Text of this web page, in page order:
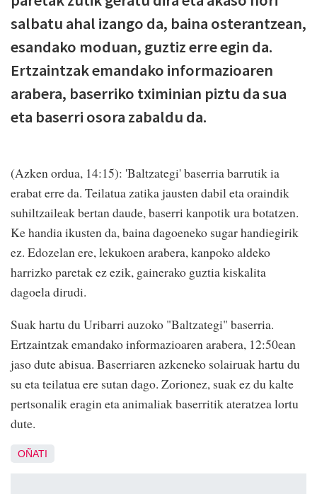
salbatu ahal izango da, baina osterantzean,
esandako moduan, guztiz erre egin da.
Ertzaintzak emandako informazioaren
arabera, baserriko tximinian piztu da sua
eta baserri osora zabaldu da.
(Azken ordua, 14:15): 'Baltzategi' baserria barrutik ia
erabat erre da. Teilatua zatika jausten dabil eta oraindik
suhiltzaileak bertan daude, baserri kanpotik ura botatzen.
Ke handia ikusten da, baina dagoeneko sugar handiegirik
ez. Edozelan ere, lekukoen arabera, kanpoko aldeko
harrizko paretak ez ezik, gainerako guztia kiskalita
dagoela dirudi.
Suak hartu du Uribarri auzoko "Baltzategi" baserria.
Ertzaintzak emandako informazioaren arabera, 12:50ean
jaso dute abisua. Baserriaren azkeneko solairuak hartu du
su eta teilatua ere sutan dago. Zorionez, suak ez du kalte
pertsonalik eragin eta animaliak baserritik ateratzea lortu
dute.
OÑATI